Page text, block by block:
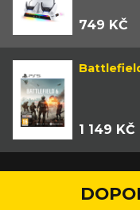
749 KČ
1 149 KČ